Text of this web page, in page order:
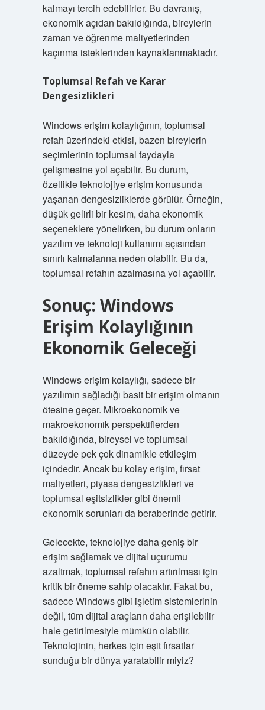
kalmayı tercih edebilirler. Bu davranış,
ekonomik açıdan bakıldığında, bireylerin
zaman ve öğrenme maliyetlerinden
kaçınma isteklerinden kaynaklanmaktadır.
Toplumsal Refah ve Karar
Dengesizlikleri
Windows erişim kolaylığının, toplumsal
refah üzerindeki etkisi, bazen bireylerin
seçimlerinin toplumsal faydayla
çelişmesine yol açabilir. Bu durum,
özellikle teknolojiye erişim konusunda
yaşanan dengesizliklerde görülür. Örneğin,
düşük gelirli bir kesim, daha ekonomik
seçeneklere yönelirken, bu durum onların
yazılım ve teknoloji kullanımı açısından
sınırlı kalmalarına neden olabilir. Bu da,
toplumsal refahın azalmasına yol açabilir.
Sonuç: Windows
Erişim Kolaylığının
Ekonomik Geleceği
Windows erişim kolaylığı, sadece bir
yazılımın sağladığı basit bir erişim olmanın
ötesine geçer. Mikroekonomik ve
makroekonomik perspektiflerden
bakıldığında, bireysel ve toplumsal
düzeyde pek çok dinamikle etkileşim
içindedir. Ancak bu kolay erişim, fırsat
maliyetleri, piyasa dengesizlikleri ve
toplumsal eşitsizlikler gibi önemli
ekonomik sorunları da beraberinde getirir.
Gelecekte, teknolojiye daha geniş bir
erişim sağlamak ve dijital uçurumu
azaltmak, toplumsal refahın artırılması için
kritik bir öneme sahip olacaktır. Fakat bu,
sadece Windows gibi işletim sistemlerinin
değil, tüm dijital araçların daha erişilebilir
hale getirilmesiyle mümkün olabilir.
Teknolojinin, herkes için eşit fırsatlar
sunduğu bir dünya yaratabilir miyiz?